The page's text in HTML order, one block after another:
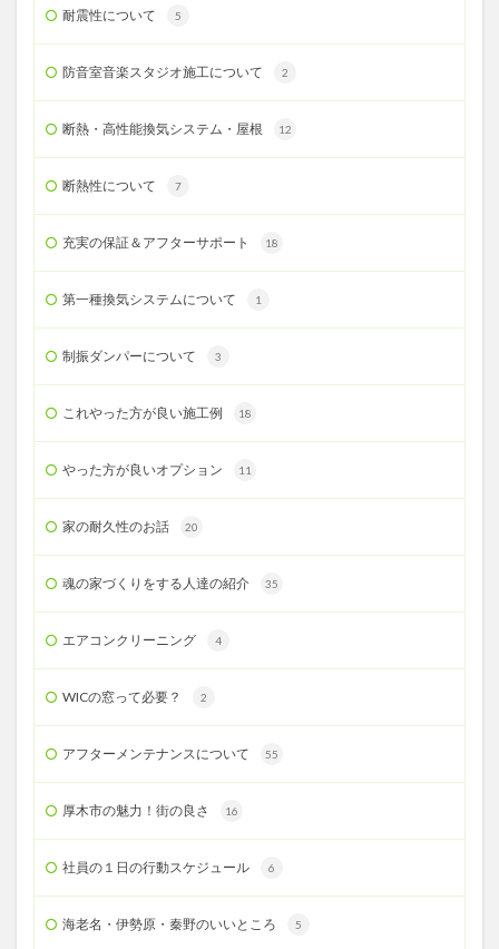
耐震性について 5
防音室音楽スタジオ施工について 2
断熱・高性能換気システム・屋根 12
断熱性について 7
充実の保証＆アフターサポート 18
第一種換気システムについて 1
制振ダンパーについて 3
これやった方が良い施工例 18
やった方が良いオプション 11
家の耐久性のお話 20
魂の家づくりをする人達の紹介 35
エアコンクリーニング 4
WICの窓って必要？ 2
アフターメンテナンスについて 55
厚木市の魅力！街の良さ 16
社員の１日の行動スケジュール 6
海老名・伊勢原・秦野のいいところ 5